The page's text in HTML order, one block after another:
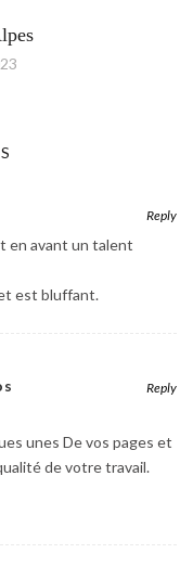
en avant un talent
est bluffant.
Reply
unes De vos pages et
de votre travail.
Reply